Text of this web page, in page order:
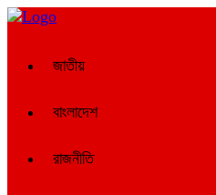
জাতীয়
বাংলাদেশ
রাজনীতি